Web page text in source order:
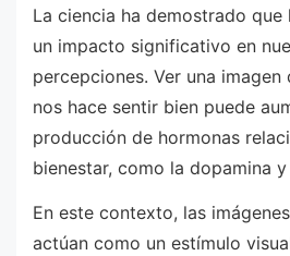
La ciencia ha demostrado que
un impacto significativo en
percepciones. Ver una imagen
nos hace sentir bien puede
producción de hormonas
bienestar, como la dopamina
En este contexto, las imágenes
actúan como un estímulo